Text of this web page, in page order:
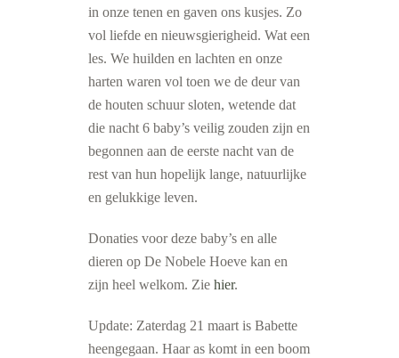
in onze tenen en gaven ons kusjes. Zo
vol liefde en nieuwsgierigheid. Wat een
les. We huilden en lachten en onze
harten waren vol toen we de deur van
de houten schuur sloten, wetende dat
die nacht 6 baby’s veilig zouden zijn en
begonnen aan de eerste nacht van de
rest van hun hopelijk lange, natuurlijke
en gelukkige leven.
Donaties voor deze baby’s en alle
dieren op De Nobele Hoeve kan en
zijn heel welkom. Zie hier.
Update: Zaterdag 21 maart is Babette
heengegaan. Haar as komt in een boom